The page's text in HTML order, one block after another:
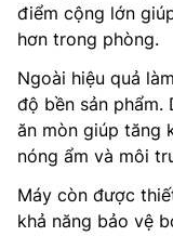
điểm cộng lớn
hơn trong phòng.
Ngoài hiệu quả
độ bền sản phẩm.
ăn mòn giúp tăng
nóng ẩm và môi
Máy còn được
khả năng bảo vệ